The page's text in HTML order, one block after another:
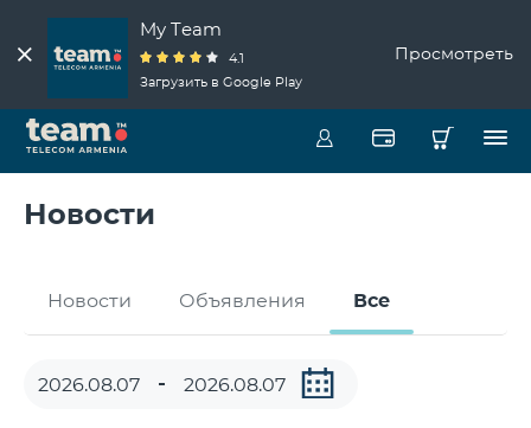
My Team
4.1
Загрузить в Google Play
Просмотреть
Новости
Новости Объявления Все